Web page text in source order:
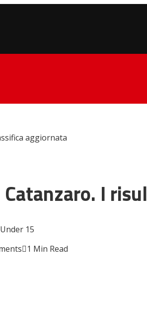
aggiornata
I
15
1 Min Read